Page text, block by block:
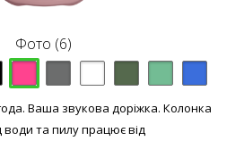
Фото (6)
Ваша звукова доріжка. Колонка
води та пилу працює від